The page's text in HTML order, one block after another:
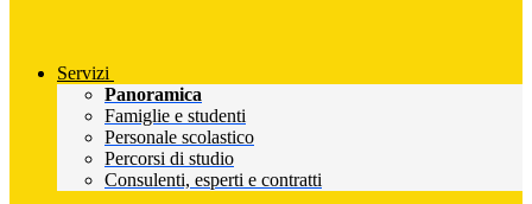
Servizi
Panoramica
Famiglie e studenti
Personale scolastico
Percorsi di studio
Consulenti, esperti e contratti